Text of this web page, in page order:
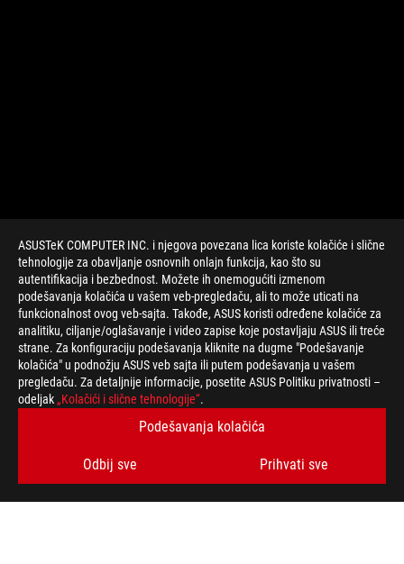
ASUSTeK COMPUTER INC. i njegova povezana lica koriste kolačiće i slične
tehnologije za obavljanje osnovnih onlajn funkcija, kao što su
autentifikacija i bezbednost. Možete ih onemogućiti izmenom
podešavanja kolačića u vašem veb-pregledaču, ali to može uticati na
funkcionalnost ovog veb-sajta. Takođe, ASUS koristi određene kolačiće za
analitiku, ciljanje/oglašavanje i video zapise koje postavljaju ASUS ili treće
strane. Za konfiguraciju podešavanja kliknite na dugme "Podešavanje
kolačića" u podnožju ASUS veb sajta ili putem podešavanja u vašem
pregledaču. Za detaljnije informacije, posetite ASUS Politiku privatnosti –
odeljak „Kolačići i slične tehnologije“.
Podešavanja kolačića
Odbij sve Prihvati sve
> GEJMING ARTICLES > COMING SOON
PODRŽANI NAČINI PLAĆANJA
BUDITE U TOKU SA NAJNOVIJIM PONUDAMA!
PRIJAVITE SE